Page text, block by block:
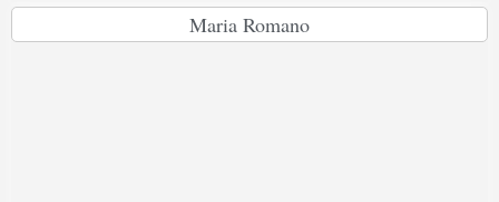
Maria Romano